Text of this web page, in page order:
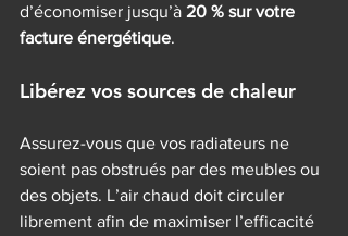
d’économiser jusqu’à 20 % sur votre
facture énergétique.
Libérez vos sources de chaleur
Assurez-vous que vos radiateurs ne
soient pas obstrués par des meubles ou
des objets. L’air chaud doit circuler
librement afin de maximiser l’efficacité